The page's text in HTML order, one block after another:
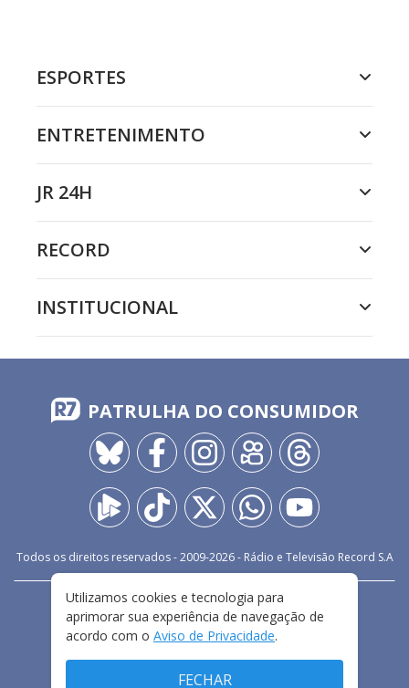
ESPORTES
ENTRETENIMENTO
JR 24H
RECORD
INSTITUCIONAL
PATRULHA DO CONSUMIDOR
Todos os direitos reservados - 2009-2026- Rádio e Televisão Record S.A
FALE CONOSCO
PRIVACIDADE
TERMOS E CONDIÇÕES DE USO
Utilizamos cookies e tecnologia para
aprimorar sua experiência de navegação de
acordo com o Aviso de Privacidade.
FECHAR